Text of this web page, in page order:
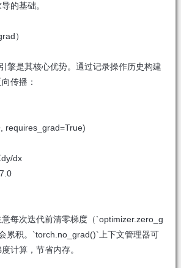
的基础。
）
擎是其核心优势。通过记录操作历史构建
传播：
requires_grad=True)
dx
每次迭代前清零梯度（`optimizer.zero_g
累积。`torch.no_grad()`上下文管理器可
计算，节省内存。